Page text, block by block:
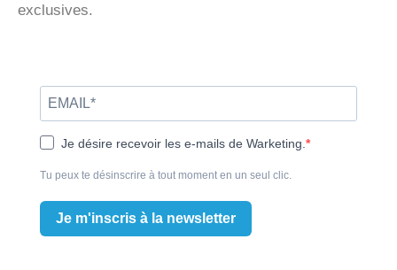
exclusives.
Je désire recevoir les e-mails de Warketing.
Tu peux te désinscrire à tout moment en un seul clic.
Je m'inscris à la newsletter